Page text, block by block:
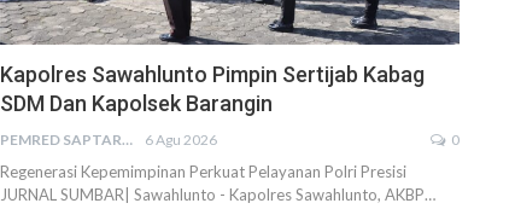
Kapolres Sawahlunto Pimpin Sertijab Kabag
SDM Dan Kapolsek Barangin
PEMRED SAPTARIUS 6 Agu 2026 0
Regenerasi Kepemimpinan Perkuat Pelayanan Polri Presisi
JURNAL SUMBAR| Sawahlunto - Kapolres Sawahlunto, AKBP…